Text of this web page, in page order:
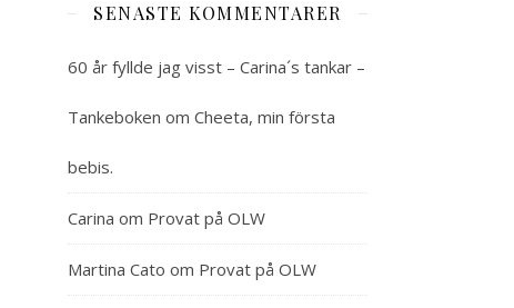
SENASTE KOMMENTARER
60 år fyllde jag visst – Carina´s tankar –
Tankeboken om Cheeta, min första
bebis.
Carina om Provat på OLW
Martina Cato om Provat på OLW